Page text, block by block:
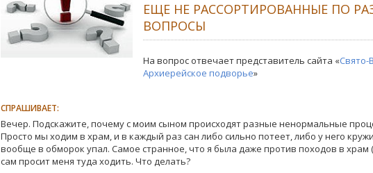
ЕЩЕ НЕ РАССОРТИРОВАННЫЕ ПО
ВОПРОСЫ
На вопрос отвечает представитель сайта «Свято-
Архиерейское подворье»
СПРАШИВАЕТ:
Вечер. Подскажите, почему с моим сыном происходят разные ненормальные
Просто мы ходим в храм, и в каждый раз сан либо сильно потеет, либо у него
вообще в обморок упал. Самое странное, что я была даже против походов в храм
сам просит меня туда ходить. Что делать?